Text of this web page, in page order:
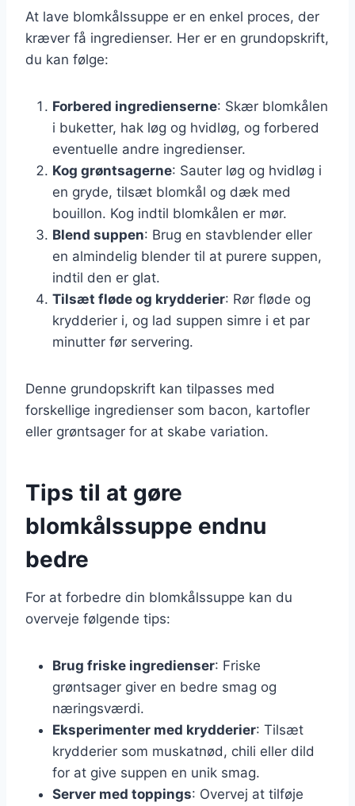
At lave blomkålssuppe er en enkel proces, der
kræver få ingredienser. Her er en grundopskrift,
du kan følge:
Forbered ingredienserne: Skær blomkålen
i buketter, hak løg og hvidløg, og forbered
eventuelle andre ingredienser.
Kog grøntsagerne: Sauter løg og hvidløg i
en gryde, tilsæt blomkål og dæk med
bouillon. Kog indtil blomkålen er mør.
Blend suppen: Brug en stavblender eller
en almindelig blender til at purere suppen,
indtil den er glat.
Tilsæt fløde og krydderier: Rør fløde og
krydderier i, og lad suppen simre i et par
minutter før servering.
Denne grundopskrift kan tilpasses med
forskellige ingredienser som bacon, kartofler
eller grøntsager for at skabe variation.
Tips til at gøre
blomkålssuppe endnu
bedre
For at forbedre din blomkålssuppe kan du
overveje følgende tips:
Brug friske ingredienser: Friske
grøntsager giver en bedre smag og
næringsværdi.
Eksperimenter med krydderier: Tilsæt
krydderier som muskatnød, chili eller dild
for at give suppen en unik smag.
Server med toppings: Overvej at tilføje